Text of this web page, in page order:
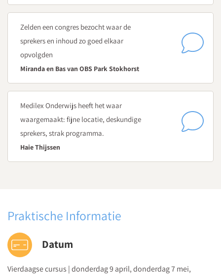
Dag 3
De rol van hechting bij verlies
Welke rol speelt hechting bij rouw?
Wat is het belang van (co)-regulatie en hoe zet je dit in?
Aandacht voor de invloed van rouw op het lichaam
Dag 4
Hoe ga je om met je eigen emoties en ervaringen omtrent
verlies? En welke impact heeft dit op je handelen?
Zelden een congres bezocht waar de
sprekers en inhoud zo goed elkaar
opvolgden
Miranda en Bas van OBS Park Stokhorst
Medilex Onderwijs heeft het waar
waargemaakt: fijne locatie, deskundige
sprekers, strak programma.
Haie Thijssen
Praktische Informatie
Datum
Vierdaagse cursus | donderdag 9 april, donderdag 7 mei,